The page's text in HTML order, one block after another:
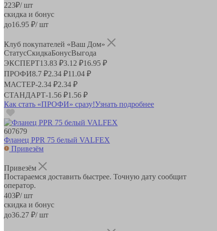
223₽/ шт
скидка и бонус
до16.95 ₽/ шт
Клуб покупателей «Ваш Дом»
СтатусСкидкаБонусВыгода
ЭКСПЕРТ13.83 ₽3.12 ₽16.95 ₽
ПРОФИ8.7 ₽2.34 ₽11.04 ₽
МАСТЕР-2.34 ₽2.34 ₽
СТАНДАРТ-1.56 ₽1.56 ₽
Как стать «ПРОФИ» сразу!Узнать подробнее
607679
Фланец PPR 75 белый VALFEX
Привезём
Привезём
Постараемся доставить быстрее. Точную дату сообщит
оператор.
403₽/ шт
скидка и бонус
до36.27 ₽/ шт